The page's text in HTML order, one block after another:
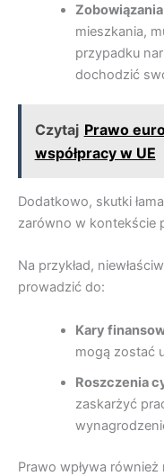
Zobowiązania
mieszkania,
przypadku
dochodzić
Czytaj Prawo
współpracy w UE
Dodatkowo, skutki
zarówno w kontekście
Na przykład,
prowadzić do:
Kary
mogą zostać
Roszczenia
zaskarżyć
Prawo wpływa